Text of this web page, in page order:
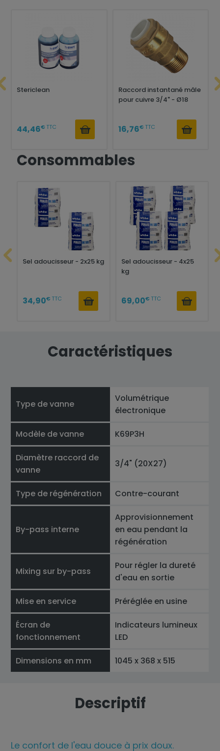
Stericlean
44,46€ TTC
Raccord instantané mâle
pour cuivre 3/4" - Ø18
16,76€ TTC
Consommables
Sel adoucisseur - 2x25 kg
34,90€ TTC
Sel adoucisseur - 4x25
kg
69,00€ TTC
Caractéristiques
Type de vanne
Volumétrique
électronique
Modèle de vanne K69P3H
Diamètre raccord de
vanne
3/4" (20X27)
Type de régénération Contre-courant
By-pass interne
Approvisionnement
en eau pendant la
régénération
Mixing sur by-pass
Pour régler la dureté
d'eau en sortie
Mise en service Préréglée en usine
Écran de
fonctionnement
Indicateurs lumineux
LED
Dimensions en mm 1045 x 368 x 515
Descriptif
Le confort de l'eau douce à prix doux.